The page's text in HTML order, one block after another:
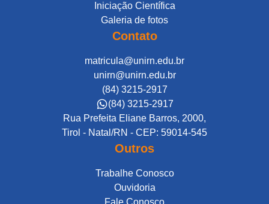
Iniciação Científica
Galeria de fotos
Contato
matricula@unirn.edu.br
unirn@unirn.edu.br
(84) 3215-2917
(84) 3215-2917
Rua Prefeita Eliane Barros, 2000,
Tirol - Natal/RN - CEP: 59014-545
Outros
Trabalhe Conosco
Ouvidoria
Fale Conosco